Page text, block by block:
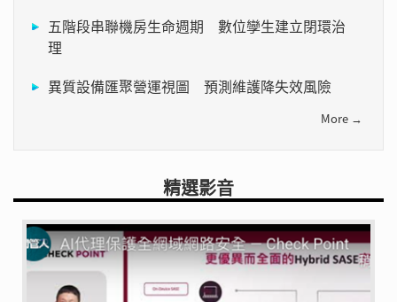
五階段串聯機房生命週期 數位孿生建立閉環治
理
異質設備匯聚營運視圖 預測維護降失效風險
More →
精選影音